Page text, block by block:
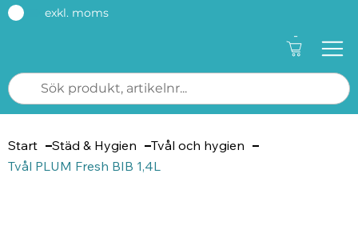
exkl. moms
-
Start Städ & Hygien
Tvål och hygien
Tvål PLUM Fresh BIB 1,4L